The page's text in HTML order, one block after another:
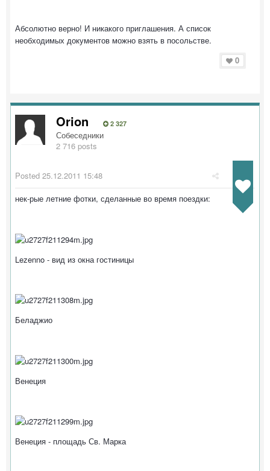
Абсолютно верно! И никакого приглашения. А список
необходимых документов можно взять в посольстве.
0
Orion 2 327
Собеседники
2 716 posts
Posted 25.12.2011 15:48
нек-рые летние фотки, сделанные во время поездки:
Lezenno - вид из окна гостиницы
Беладжио
Венеция
Венеция - площадь Св. Марка